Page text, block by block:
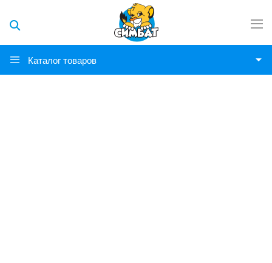
Каталог товаров